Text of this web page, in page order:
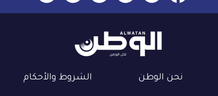
نحن الوطن الشروط والأحكام